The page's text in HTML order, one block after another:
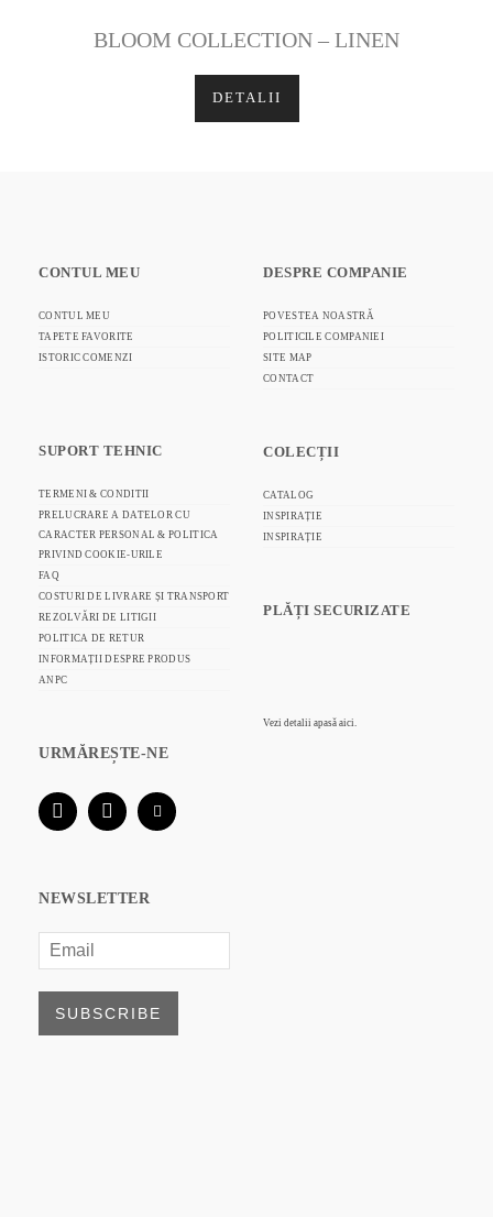
BLOOM COLLECTION – LINEN
DETALII
CONTUL MEU
CONTUL MEU
TAPETE FAVORITE
ISTORIC COMENZI
SUPORT TEHNIC
TERMENI & CONDITII
PRELUCRARE A DATELOR CU
CARACTER PERSONAL & POLITICA
PRIVIND COOKIE-URILE
FAQ
COSTURI DE LIVRARE ȘI TRANSPORT
REZOLVĂRI DE LITIGII
POLITICA DE RETUR
INFORMAȚII DESPRE PRODUS
ANPC
URMĂREȘTE-NE
NEWSLETTER
DESPRE COMPANIE
POVESTEA NOASTRĂ
POLITICILE COMPANIEI
SITE MAP
CONTACT
COLECȚII
CATALOG
INSPIRAȚIE
INSPIRAȚIE
PLĂȚI SECURIZATE
Vezi detalii apasă aici.